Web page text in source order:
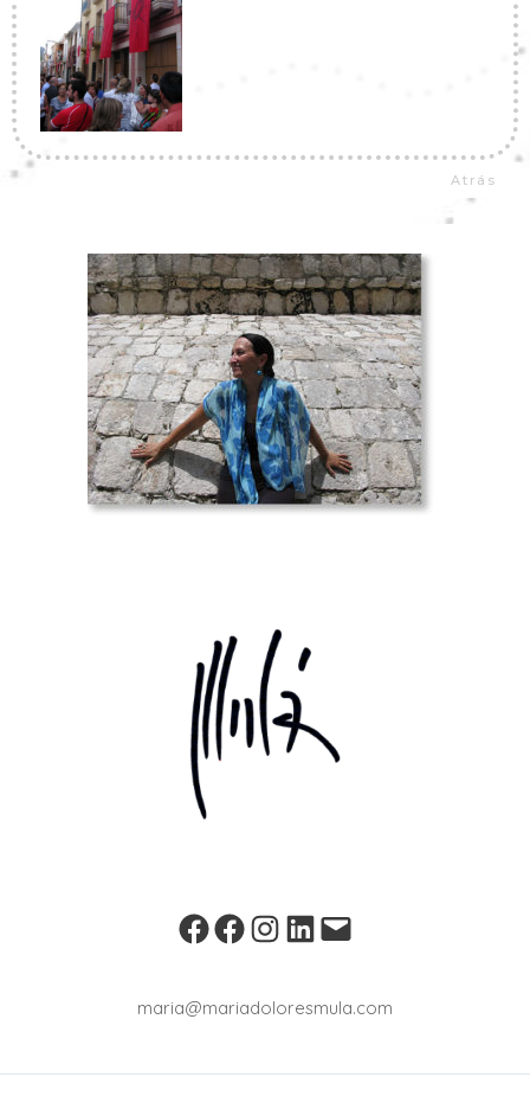
Atrás
Facebook
Personal
Instagram
LinkedIn
maria@mariadoloresmula.com